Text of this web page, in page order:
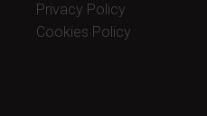
Privacy Policy
Cookies Policy